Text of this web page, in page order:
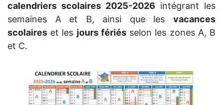
calendriers scolaires 2025-2026 intégrant les
semaines A et B, ainsi que les vacances
scolaires et les jours fériésselon les zones A, B
et C.